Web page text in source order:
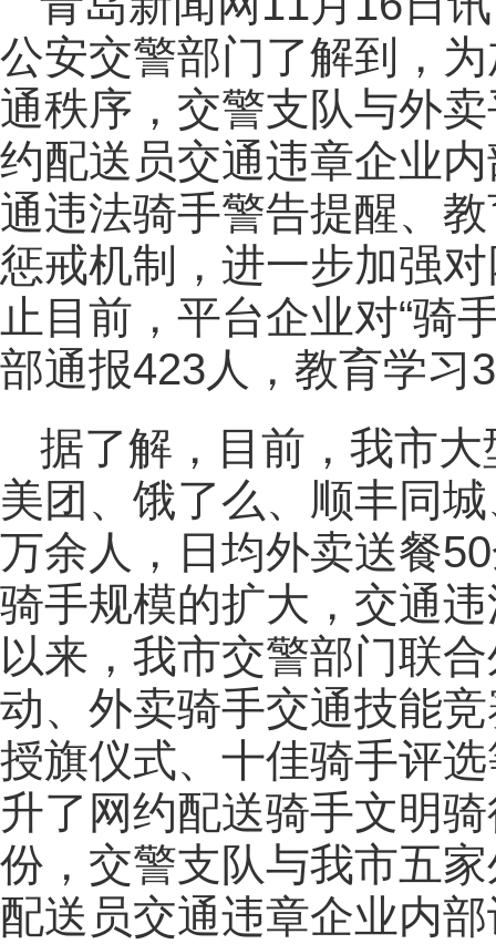
公安交警部门了解到，
通秩序，交警支队与外
约配送员交通违章企业
通违法骑手警告提醒、
惩戒机制，进一步加强
止目前，平台企业对“骑
部通报423人，教育学习
据了解，目前，我市
美团、饿了么、顺丰同
万余人，日均外卖送餐
骑手规模的扩大，交通
以来，我市交警部门联
动、外卖骑手交通技能
授旗仪式、十佳骑手评
升了网约配送骑手文明
份，交警支队与我市五
配送员交通违章企业内